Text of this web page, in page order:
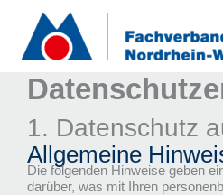
springen
1. Datenschutz
Allgemeine
Die folgenden Hinweise geben
darüber, was mit Ihren